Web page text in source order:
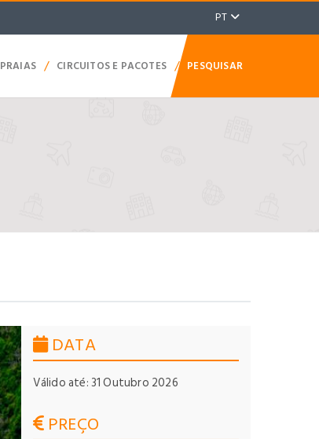
PT
PRAIAS / CIRCUITOS E PACOTES / PESQUISAR
DATA
Válido até: 31 Outubro 2026
PREÇO